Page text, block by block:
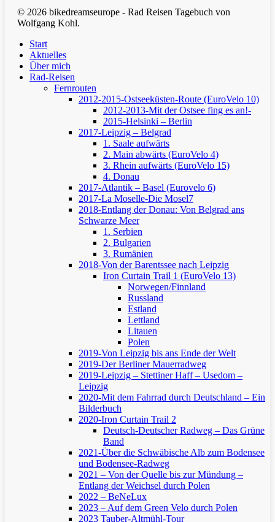
© 2026 bikedreamseurope - Rad Reisen Tagebuch von
Wolfgang Kohl.
Start
Aktuelles
Über mich
Rad-Reisen
Fernrouten
2012-2015-Ostseeküsten-Route (EuroVelo 10)
2012-2013-Mit der Ostsee fing es an!-
2015-Helsinki – Berlin
2017-Leipzig – Belgrad
1. Saale aufwärts
2. Main abwärts (EuroVelo 4)
3. Rhein aufwärts (EuroVelo 15)
4. Donau
2017-Atlantik – Basel (Eurovelo 6)
2017-La Moselle-Die Mosel7
2018-Entlang der Donau: Von Belgrad ans
Schwarze Meer
1. Serbien
2. Bulgarien
3. Rumänien
2018-Von der Barentssee nach Leipzig
Iron Curtain Trail 1 (EuroVelo 13)
Norwegen/Finnland
Russland
Estland
Lettland
Litauen
Polen
2019-Von Leipzig bis ans Ende der Welt
2019-Der Berliner Mauerradweg
2019-Leipzig – Stettiner Haff – Usedom –
Leipzig
2020-Mit dem Fahrrad durch Deutschland – Ein
Bilderbuch
2020-Iron Curtain Trail 2
Deutsch-Deutscher Radweg – Das Grüne
Band
2021-Über die Schwäbische Alb zum Bodensee
und Bodensee-Radweg
2021 – Von der Quelle bis zur Mündung –
Entlang der Weichsel durch Polen
2022 – BeNeLux
2023 – Auf dem Green Velo durch Polen
2023 Tauber-Altmühl-Tour